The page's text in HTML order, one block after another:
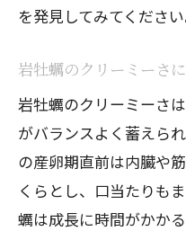
を発見してみてください
岩牡蠣のクリーミーさ
岩牡蠣のクリーミーさ
がバランスよく蓄えら
の産卵期直前は内臓や
くらとし、口当たりも
蠣は成長に時間がかか